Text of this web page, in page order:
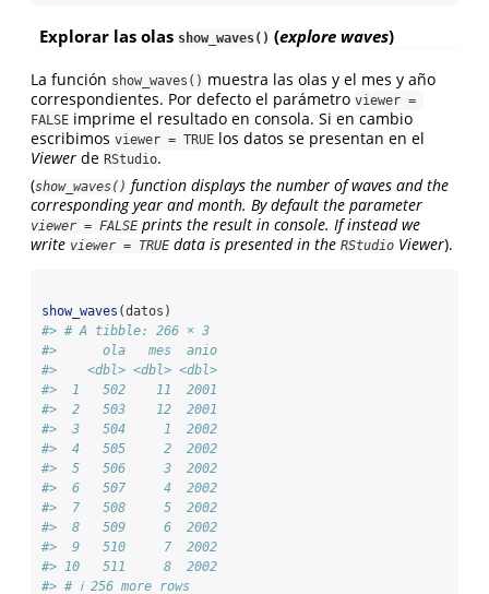
Explorar las olas show_waves() (explore waves)
La función show_waves() muestra las olas y el mes y año
correspondientes. Por defecto el parámetro viewer =
FALSE imprime el resultado en consola. Si en cambio
escribimos viewer = TRUE los datos se presentan en el
Viewer de RStudio.
(show_waves() function displays the number of waves and the
corresponding year and month. By default the parameter
viewer = FALSE prints the result in console. If instead we
write viewer = TRUE data is presented in the RStudio Viewer).
show_waves (datos)
#> # A tibble: 266 × 3
#>      ola   mes  anio
#>    <dbl> <dbl> <dbl>
#>  1   502    11  2001
#>  2   503    12  2001
#>  3   504     1  2002
#>  4   505     2  2002
#>  5   506     3  2002
#>  6   507     4  2002
#>  7   508     5  2002
#>  8   509     6  2002
#>  9   510     7  2002
#> 10   511     8  2002
#> # ℹ 256 more rows